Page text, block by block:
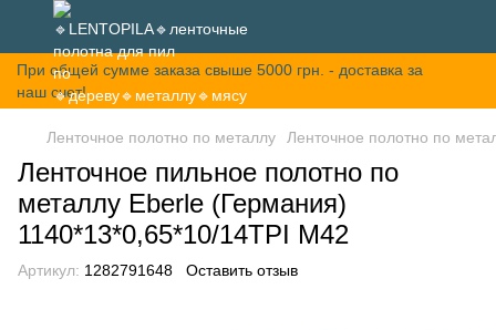
При общей сумме заказа свыше 5000 грн. - доставка за
наш счет!
Ленточное полотно по металлу Ленточное полотно по
Ленточное пильное полотно по
металлу Eberle (Германия)
1140*13*0,65*10/14TPI M42
Артикул: 1282791648 Оставить отзыв